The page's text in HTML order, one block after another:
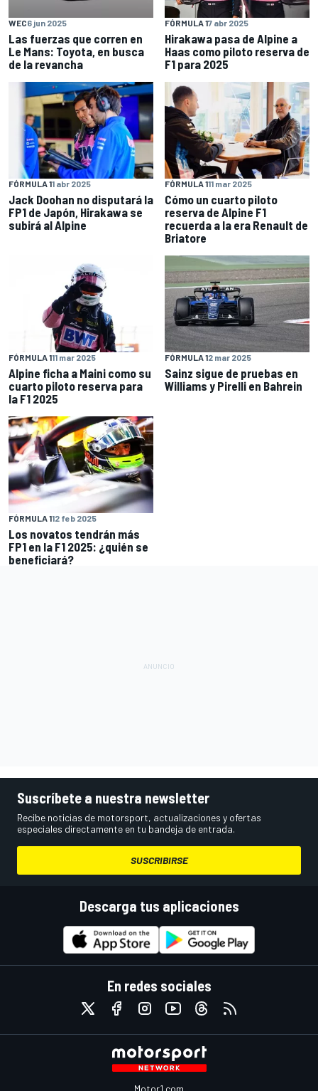
WEC6 jun 2025
Las fuerzas que corren en
Le Mans: Toyota, en busca
de la revancha
FÓRMULA 17 abr 2025
Hirakawa pasa de Alpine a
Haas como piloto reserva de
F1 para 2025
FÓRMULA 11 abr 2025
Jack Doohan no disputará la
FP1 de Japón, Hirakawa se
subirá al Alpine
FÓRMULA 111 mar 2025
Cómo un cuarto piloto
reserva de Alpine F1
recuerda a la era Renault de
Briatore
FÓRMULA 111 mar 2025
Alpine ficha a Maini como su
cuarto piloto reserva para
la F1 2025
FÓRMULA 12 mar 2025
Sainz sigue de pruebas en
Williams y Pirelli en Bahrein
FÓRMULA 112 feb 2025
Los novatos tendrán más
FP1 en la F1 2025: ¿quién se
beneficiará?
Suscríbete a nuestra newsletter
Recibe noticias de motorsport, actualizaciones y ofertas
especiales directamente en tu bandeja de entrada.
SUSCRIBIRSE
Descarga tus aplicaciones
En redes sociales